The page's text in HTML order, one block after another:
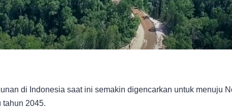
di Indonesia saat ini semakin digencarkan untuk menuju
tahun 2045.